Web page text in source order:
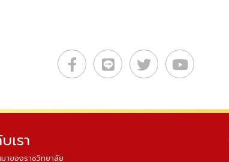
เรา
าของราชวิทยาลัย